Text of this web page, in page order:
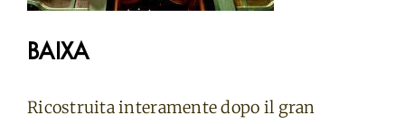
BAIXA
Ricostruita interamente dopo il gran